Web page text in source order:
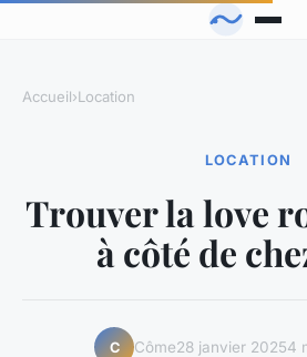
Accueil›Location
LOCATION
Trouver la love
à côté de
C Côme28 janvier 20254